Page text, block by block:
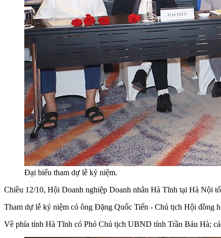
Đại biểu tham dự lễ kỷ niệm.
Chiều 12/10, Hội Doanh nghiệp Doanh nhân Hà Tĩnh tại Hà Nội
Tham dự lễ kỷ niệm có ông Đặng Quốc Tiến - Chủ tịch Hội đồng
Về phía tỉnh Hà Tĩnh có Phó Chủ tịch UBND tỉnh Trần Báu Hà;